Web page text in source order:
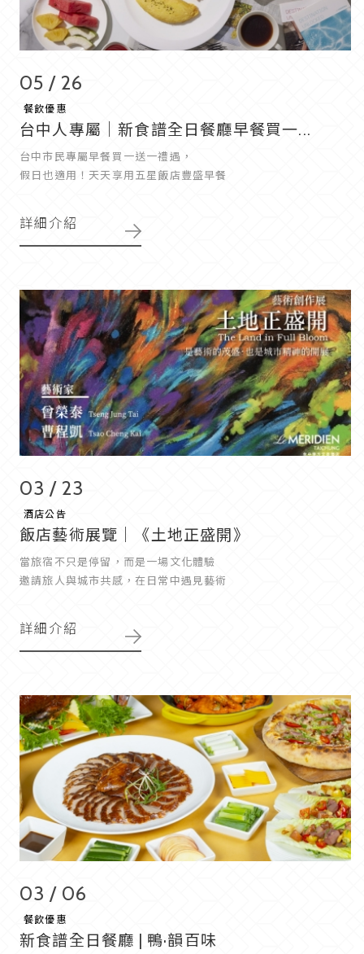
05 / 26
餐飲優惠
台中人專屬｜新食譜全日餐廳早餐買一...
台中市民專屬早餐買一送一禮遇，
假日也適用！天天享用五星飯店豐盛早餐
詳細介紹
03 / 23
酒店公告
飯店藝術展覽｜《土地正盛開》
當旅宿不只是停留，而是一場文化體驗
邀請旅人與城市共感，在日常中遇見藝術
詳細介紹
03 / 06
餐飲優惠
新食譜全日餐廳 | 鴨·韻百味